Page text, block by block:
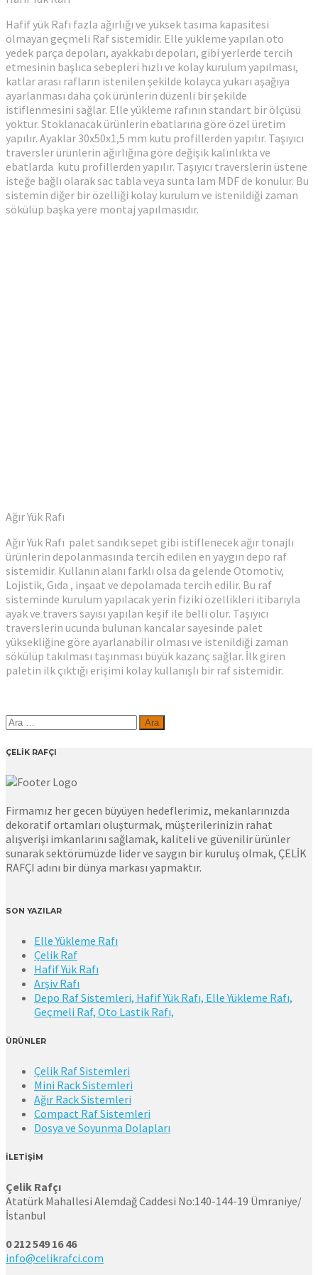
Hafif yük Rafı fazla ağırlığı ve yüksek tasıma kapasitesi
olmayan geçmeli Raf sistemidir. Elle yükleme yapılan oto
yedek parça depoları, ayakkabı depoları, gibi yerlerde tercih
etmesinin başlıca sebepleri hızlı ve kolay kurulum yapılması,
katlar arası rafların istenilen şekilde kolayca yukarı aşağıya
ayarlanması daha çok ürünlerin düzenli bir şekilde
istiflenmesini sağlar. Elle yükleme rafının standart bir ölçüsü
yoktur. Stoklanacak ürünlerin ebatlarına göre özel üretim
yapılır. Ayaklar 30x50x1,5 mm kutu profillerden yapılır. Taşıyıcı
traversler ürünlerin ağırlığına göre değişik kalınlıkta ve
ebatlarda kutu profillerden yapılır. Taşıyıcı traverslerin üstene
isteğe bağlı olarak sac tabla veya sunta lam MDF de konulur. Bu
sistemin diğer bir özelliği kolay kurulum ve istenildiği zaman
sökülüp başka yere montaj yapılmasıdır.
Ağır Yük Rafı
Ağır Yük Rafı palet sandık sepet gibi istiflenecek ağır tonajlı
ürünlerin depolanmasında tercih edilen en yaygın depo raf
sistemidir. Kullanın alanı farklı olsa da gelende Otomotiv,
Lojistik, Gıda , inşaat ve depolamada tercih edilir. Bu raf
sisteminde kurulum yapılacak yerin fiziki özellikleri itibarıyla
ayak ve travers sayısı yapılan keşif ile belli olur. Taşıyıcı
traverslerin ucunda bulunan kancalar sayesinde palet
yüksekliğine göre ayarlanabilir olması ve istenildiği zaman
sökülüp takılması taşınması büyük kazanç sağlar. İlk giren
paletin ilk çıktığı erişimi kolay kullanışlı bir raf sistemidir.
Arama:
ÇELİK RAFÇI
Firmamız her gecen büyüyen hedeflerimiz, mekanlarınızda
dekoratif ortamları oluşturmak, müşterilerinizin rahat
alışverişi imkanlarını sağlamak, kaliteli ve güvenilir ürünler
sunarak sektörümüzde lider ve saygın bir kuruluş olmak, ÇELİK
RAFÇI adını bir dünya markası yapmaktır.
SON YAZILAR
Elle Yükleme Rafı
Çelik Raf
Hafif Yük Rafı
Arşiv Rafı
Depo Raf Sistemleri, Hafif Yük Rafı, Elle Yükleme Rafı,
Geçmeli Raf, Oto Lastik Rafı,
ÜRÜNLER
Çelik Raf Sistemleri
Mini Rack Sistemleri
Ağır Rack Sistemleri
Compact Raf Sistemleri
Dosya ve Soyunma Dolapları
İLETİŞİM
Çelik Rafçı
Atatürk Mahallesi Alemdağ Caddesi No:140-144-19 Ümraniye/
İstanbul
0 212 549 16 46
info@celikrafci.com